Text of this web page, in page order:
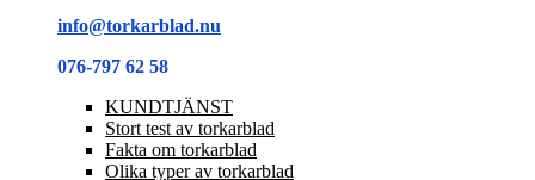
info@torkarblad.nu
076-797 62 58
KUNDTJÄNST
Stort test av torkarblad
Fakta om torkarblad
Olika typer av torkarblad